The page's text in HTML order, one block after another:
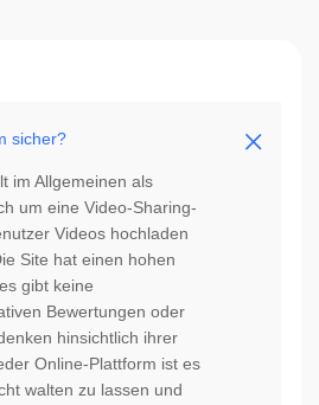
sicher?
im Allgemeinen als
um eine Video-Sharing-
Videos hochladen
Site hat einen hohen
gibt keine
Bewertungen oder
hinsichtlich ihrer
Online-Plattform ist es
walten zu lassen und